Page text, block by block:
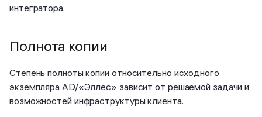
интегратора.
Полнота копии
Степень полноты копии относительно исходного
экземпляра AD/«Эллес» зависит от решаемой задачи и
возможностей инфраструктуры клиента.